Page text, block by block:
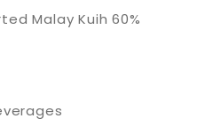
Malay Kuih 60%